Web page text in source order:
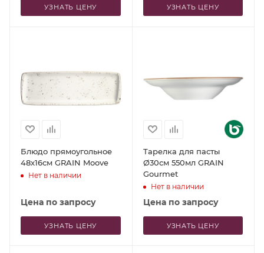
УЗНАТЬ ЦЕНУ УЗНАТЬ ЦЕНУ
Блюдо прямоугольное
48x16см GRAIN Moove
Нет в наличии
Цена по запросу
УЗНАТЬ ЦЕНУ
Тарелка для пасты
Ø30см 550мл GRAIN
Gourmet
Нет в наличии
Цена по запросу
УЗНАТЬ ЦЕНУ